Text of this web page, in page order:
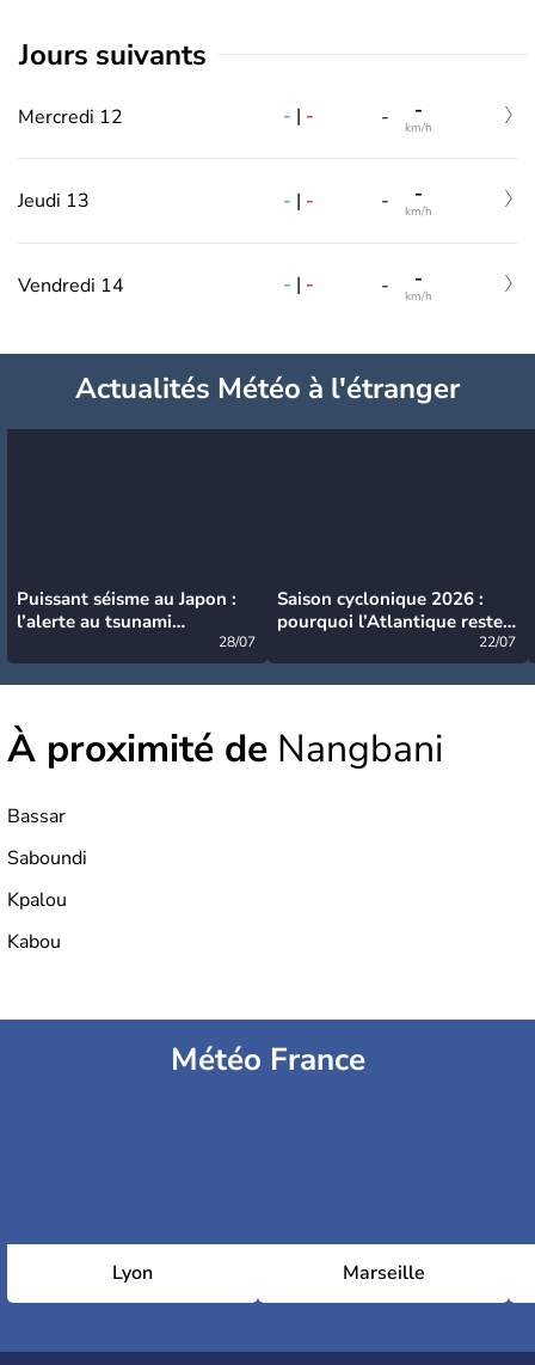
jours suivants
Mercredi 12 - | - - -
km/h
Jeudi 13 - | - - -
km/h
Vendredi 14 - | - - -
km/h
Actualités Météo à l'étranger
Puissant séisme au Japon :
l’alerte au tsunami
28/07
Saison cyclonique 2026 :
pourquoi l’Atlantique reste
22/07
À proximité de Nangbani
Bassar
Saboundi
Kpalou
Kabou
Météo France
Lyon Marseille